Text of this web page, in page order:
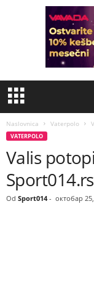
Naslovnica Vaterpolo
VATERPOLO
Valis
Sport014.rs
Od Sport014- октобар